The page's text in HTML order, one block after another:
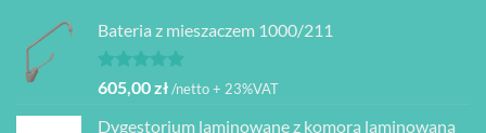
Bateria z mieszaczem 1000/211
Oceniono
na 5
605,00zł/netto + 23%VAT
Dygestorium laminowane z komorą laminowaną